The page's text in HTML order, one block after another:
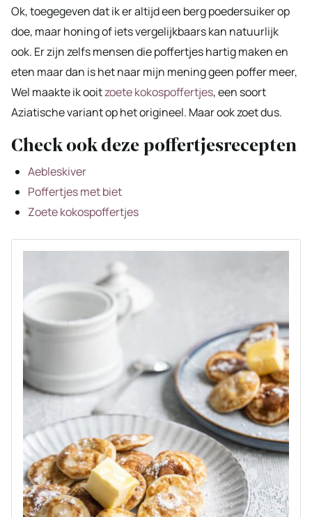
Ok, toegegeven dat ik er altijd een berg poedersuiker op
doe, maar honing of iets vergelijkbaars kan natuurlijk
ook. Er zijn zelfs mensen die poffertjes hartig maken en
eten maar dan is het naar mijn mening geen poffer meer,
Wel maakte ik ooitzoete kokospoffertjes, een soort
Aziatische variant op het origineel. Maar ook zoet dus.
Check ook deze poffertjesrecepten
Aebleskiver
Poffertjes met biet
Zoete kokospoffertjes